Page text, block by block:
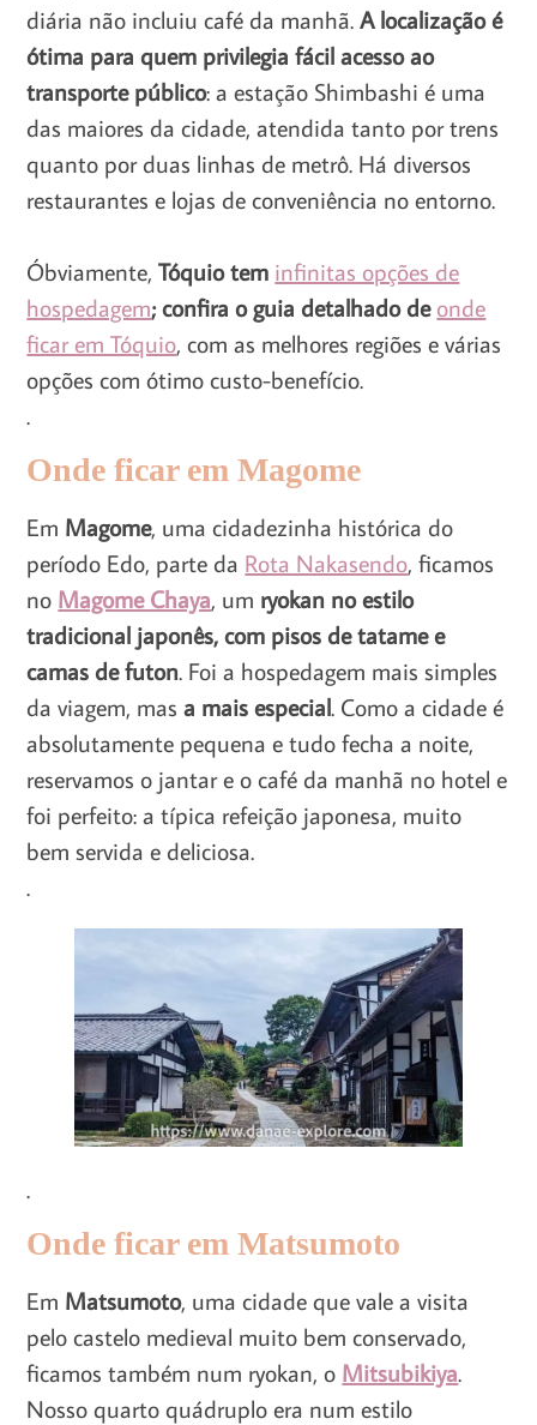
diária não incluiu café da manhã.A localização é
ótima para quem privilegia fácil acesso ao
transporte público: a estação Shimbashi é uma
das maiores da cidade, atendida tanto por trens
quanto por duas linhas de metrô. Há diversos
restaurantes e lojas de conveniência no entorno.
Óbviamente,Tóquio tem infinitas opções de
hospedagem; confira o guia detalhado deonde
ficar em Tóquio, com as melhores regiões e várias
opções com ótimo custo-benefício.
.
Onde ficar em Magome
Em Magome, uma cidadezinha histórica do
período Edo, parte da Rota Nakasendo, ficamos
no Magome Chaya, um ryokan no estilo
tradicional japonês, com pisos de tatame e
camas de futon. Foi a hospedagem mais simples
da viagem, masa mais especial. Como a cidade é
absolutamente pequena e tudo fecha a noite,
reservamos o jantar e o café da manhã no hotel e
foi perfeito: a típica refeição japonesa, muito
bem servida e deliciosa.
.
.
Onde ficar em Matsumoto
Em Matsumoto, uma cidade que vale a visita
pelo castelo medieval muito bem conservado,
ficamos também num ryokan, o Mitsubikiya.
Nosso quarto quádruplo era num estilo